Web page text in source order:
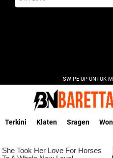
SWIPE UP UNTUK
Terkini Klaten Sragen